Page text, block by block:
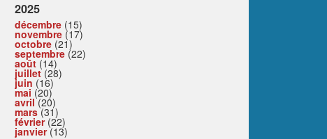
2025
décembre (15)
novembre (17)
octobre (21)
septembre (22)
août (14)
juillet(28)
juin (16)
mai (20)
avril(20)
mars(31)
février(22)
janvier(13)